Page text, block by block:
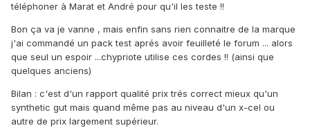
téléphoner à Marat et André pour qu'il les teste !!
Bon ça va je vanne , mais enfin sans rien connaitre de la marque
j'ai commandé un pack test aprés avoir feuilleté le forum ... alors
que seul un espoir ...chypriote utilise ces cordes !! (ainsi que
quelques anciens)
Bilan : c'est d'un rapport qualité prix trés correct mieux qu'un
synthetic gut mais quand même pas au niveau d'un x-cel ou
autre de prix largement supérieur.